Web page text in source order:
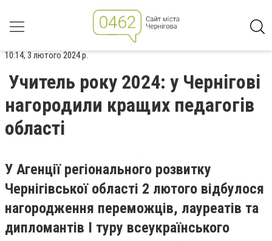
10:14, 3 лютого 2024 р.
Учитель року 2024: у Чернігові
нагородили кращих педагогів
області
У Агенції регіонального розвитку
Чернігівської області 2 лютого відбулося
нагородження переможців, лауреатів та
дипломантів І туру всеукраїнського